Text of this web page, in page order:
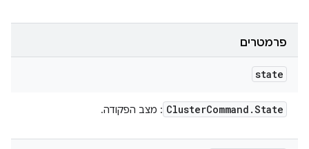
פרמטרים
state
ClusterCommand .State : מצב הפקודה.